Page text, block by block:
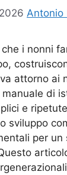
Antonio
i nonni
attorno ai
di
e
sviluppo
per un